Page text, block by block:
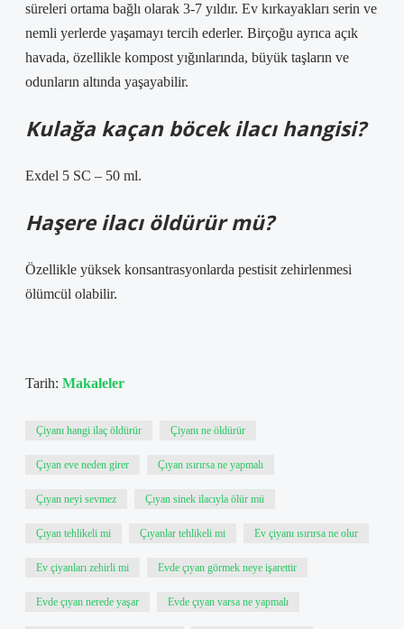
süreleri ortama bağlı olarak 3-7 yıldır. Ev kırkayakları serin ve
nemli yerlerde yaşamayı tercih ederler. Birçoğu ayrıca açık
havada, özellikle kompost yığınlarında, büyük taşların ve
odunların altında yaşayabilir.
Kulağa kaçan böcek ilacı hangisi?
Exdel 5 SC – 50 ml.
Haşere ilacı öldürür mü?
Özellikle yüksek konsantrasyonlarda pestisit zehirlenmesi
ölümcül olabilir.
Tarih: Makaleler
Çiyanı hangi ilaç öldürür Çiyanı ne öldürür
Çıyan eve neden girer Çıyan ısırırsa ne yapmalı
Çıyan neyi sevmez Çıyan sinek ilacıyla ölür mü
Çıyan tehlikeli mi Çıyanlar tehlikeli mi Ev çiyanı ısırırsa ne olur
Ev çiyanları zehirli mi Evde çıyan görmek neye işarettir
Evde çıyan nerede yaşar Evde çıyan varsa ne yapmalı